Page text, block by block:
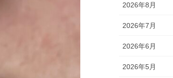
2026年8月
2026年7月
2026年6月
2026年5月